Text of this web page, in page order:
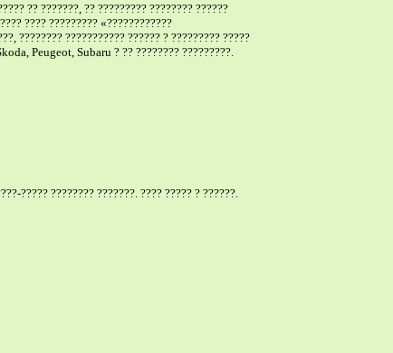
?? ???????, ?? ????????? ???????? ??????
???? ????????? «????????????
???????? ??????????? ?????? ? ????????? ?????
Peugeot, Subaru ? ?? ???????? ?????????.
????? ???????? ???????. ???? ????? ? ??????.